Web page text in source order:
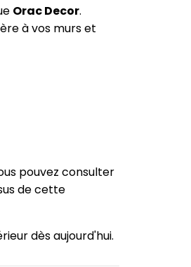
Orac Decor.
à vos murs et
pouvez consulter
de cette
dès aujourd'hui.